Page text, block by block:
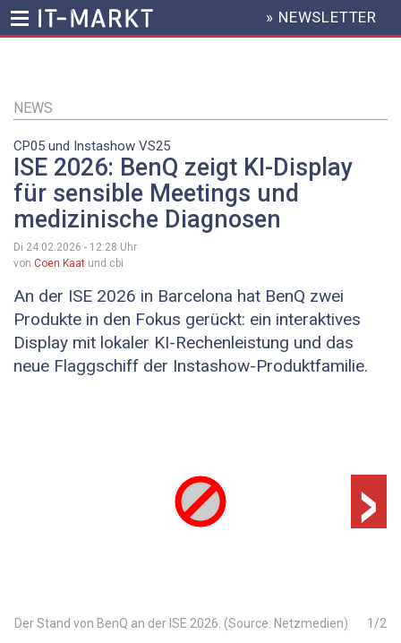
Inhalt
HEADER
MENU
» NEWSLETTER
NEWS
CP05 und Instashow VS25
ISE 2026: BenQ zeigt KI-Display
für sensible Meetings und
medizinische Diagnosen
Di 24.02.2026 - 12:28 Uhr
von Coen Kaat und cbi
An der ISE 2026 in Barcelona hat BenQ zwei
Produkte in den Fokus gerückt: ein interaktives
Display mit lokaler KI-Rechenleistung und das
neue Flaggschiff der Instashow-Produktfamilie.
›
1 /2
Der Stand von BenQ an der ISE 2026. (Source: Netzmedien)